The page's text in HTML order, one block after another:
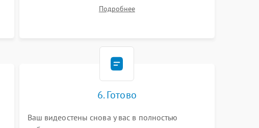
склад для диагностики.Подробнее
6. Готово
Ваш видеостены снова у вас в полностью